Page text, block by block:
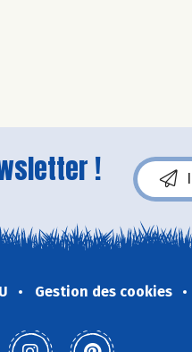
!
Gestion des cookies